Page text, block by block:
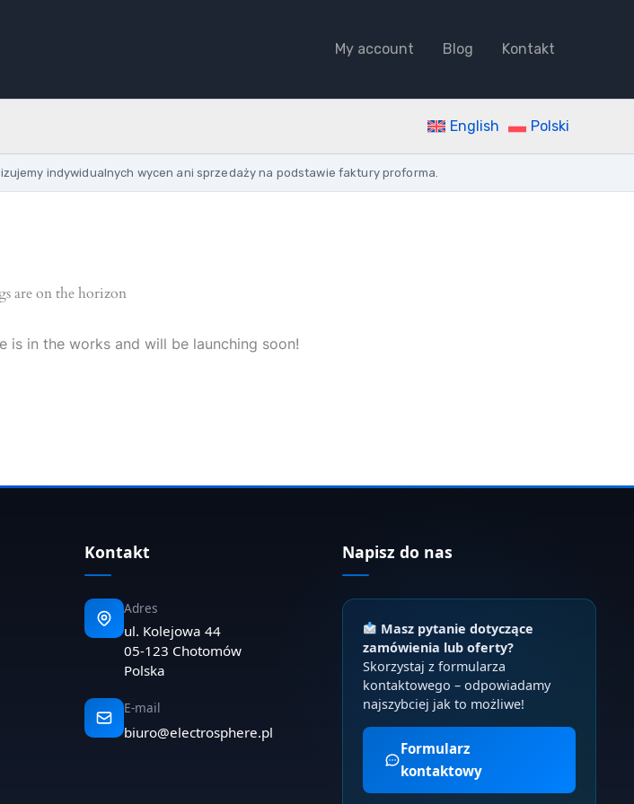
My account Blog Kontakt
English Polski
indywidualnych wycen ani sprzedaży na podstawie faktury proforma.
are on the horizon
is in the works and will be launching soon!
Kontakt
Adres
ul. Kolejowa 44
05-123 Chotomów
Polska
E-mail
biuro@electrosphere.pl
Napisz do nas
Masz pytanie dotyczące
zamówienia lub oferty?
Skorzystaj z formularza
kontaktowego – odpowiadamy
najszybciej jak to możliwe!
Formularz
kontaktowy